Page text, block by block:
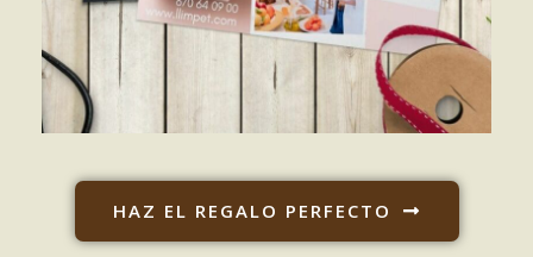
HAZ EL REGALO PERFECTO